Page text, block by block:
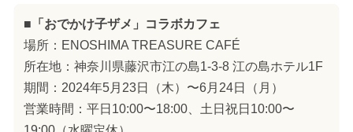
■「おでかけ子ザメ」コラボカフェ
場所：ENOSHIMA TREASURE CAFÉ
所在地：神奈川県藤沢市江の島1-3-8 江の島ホテル1F
期間：2024年5月23日（木）〜6月24日（月）
営業時間：平日10:00〜18:00、土日祝日10:00〜